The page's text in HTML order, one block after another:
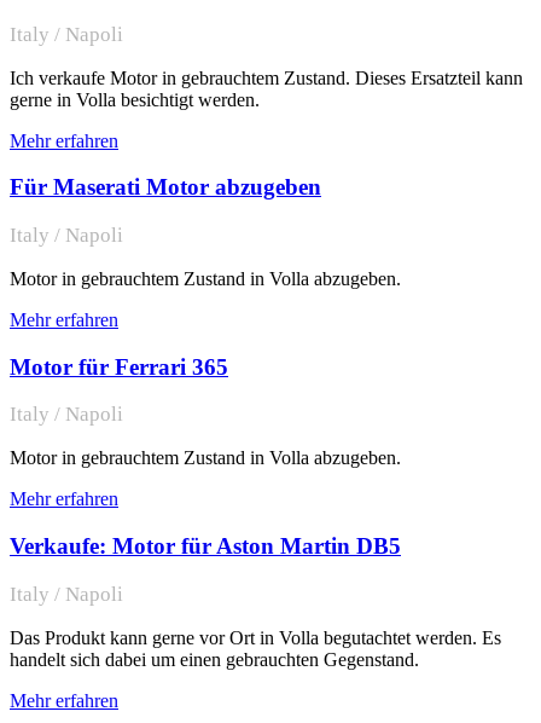
Italy / Napoli
Ich verkaufe Motor in gebrauchtem Zustand. Dieses Ersatzteil kann
gerne in Volla besichtigt werden.
Mehr erfahren
Für Maserati Motor abzugeben
Italy / Napoli
Motor in gebrauchtem Zustand in Volla abzugeben.
Mehr erfahren
Motor für Ferrari 365
Italy / Napoli
Motor in gebrauchtem Zustand in Volla abzugeben.
Mehr erfahren
Verkaufe: Motor für Aston Martin DB5
Italy / Napoli
Das Produkt kann gerne vor Ort in Volla begutachtet werden. Es
handelt sich dabei um einen gebrauchten Gegenstand.
Mehr erfahren